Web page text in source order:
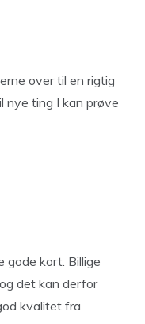
over til en rigtig
nye ting I kan prøve
gode kort. Billige
det kan derfor
kvalitet fra